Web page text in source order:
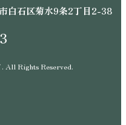
白石区菊水9条2丁目2-38
All Rights Reserved.